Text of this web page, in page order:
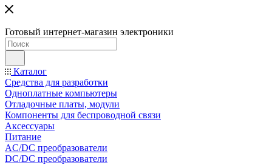
Готовый интернет-магазин электроники
Каталог
Средства для разработки
Одноплатные компьютеры
Отладочные платы, модули
Компоненты для беспроводной связи
Аксессуары
Питание
AC/DC преобразователи
DC/DC преобразователи